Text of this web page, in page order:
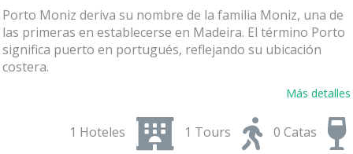
Porto Moniz deriva su nombre de la familia Moniz, una de
las primeras en establecerse en Madeira. El término Porto
significa puerto en portugués, reflejando su ubicación
costera.
Debido a la geografía única de la isla, Porto Moniz
un período prolongado. Históricamente, fue unaciudad
hasta la década de
, y dependía de las
Más detalles
1 Hoteles 1 Tours 0 Catas